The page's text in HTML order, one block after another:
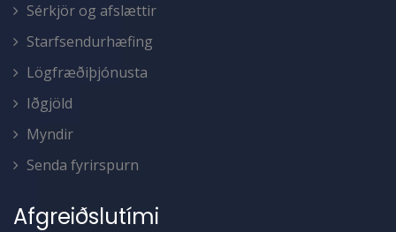
Sérkjör og afslættir
Starfsendurhæfing
Lögfræðiþjónusta
Iðgjöld
Myndir
Senda fyrirspurn
Afgreiðslutími